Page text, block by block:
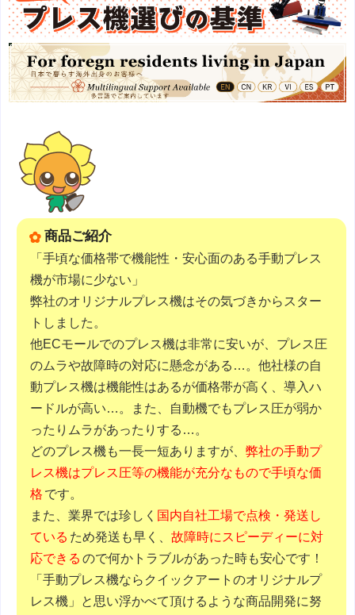
商品ご紹介
「手頃な価格帯で機能性・安心面のある手動プレス
機が市場に少ない」
弊社のオリジナルプレス機はその気づきからスター
トしました。
他ECモールでのプレス機は非常に安いが、プレス圧
のムラや故障時の対応に懸念がある…。他社様の自
動プレス機は機能性はあるが価格帯が高く、導入ハ
ードルが高い…。また、自動機でもプレス圧が弱か
ったりムラがあったりする…。
どのプレス機も一長一短ありますが、 弊社の手動プ
レス機はプレス圧等の機能が充分なもので手頃な価
格 です。
また、業界では珍しく 国内自社工場で点検・発送し
ている ため発送も早く、 故障時にスピーディーに対
応できる ので何かトラブルがあった時も安心です！
「手動プレス機ならクイックアートのオリジナルプ
レス機」と思い浮かべて頂けるような商品開発に努